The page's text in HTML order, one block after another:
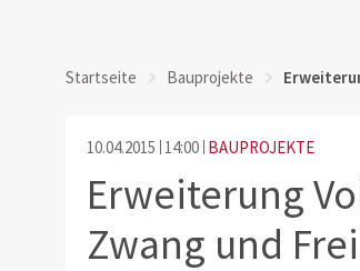
Startseite Bauprojekte
10.04.2015 14:00 BAUPROJEKTE
Erweiterung
Zwang und